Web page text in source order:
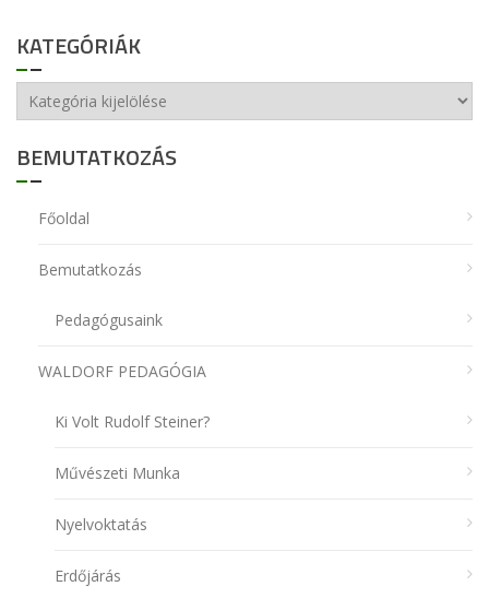
KATEGÓRIÁK
Kategóriák
BEMUTATKOZÁS
Főoldal
Bemutatkozás
Pedagógusaink
WALDORF PEDAGÓGIA
Ki Volt Rudolf Steiner?
Művészeti Munka
Nyelvoktatás
Erdőjárás